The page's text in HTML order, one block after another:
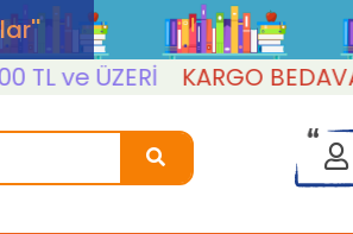
ve ÜZERİ KARGO BEDAVA